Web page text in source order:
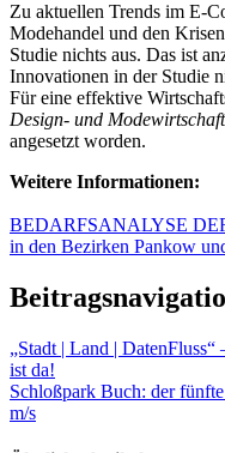
Zu aktuellen Trends im E-
Modehandel und den
Studie nichts aus. Das ist
Innovationen in der Studie
Für eine effektive
Design- und
angesetzt worden.
Weitere Informationen:
BEDARFSANALYSE
in den Bezirken Pankow
„Stadt | Land |
ist da!
Schloßpark Buch: der
m/s